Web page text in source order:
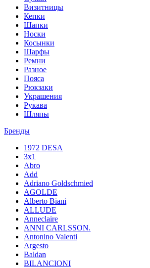
Визитницы
Кепки
Шапки
Носки
Косынки
Шарфы
Ремни
Разное
Пояса
Рюкзаки
Украшения
Рукава
Шляпы
Бренды
1972 DESA
3x1
Abro
Add
Adriano Goldschmied
AGOLDE
Alberto Biani
ALLUDE
Anneclaire
ANNI CARLSSON.
Antonino Valenti
Argesto
Baldan
BILANCIONI